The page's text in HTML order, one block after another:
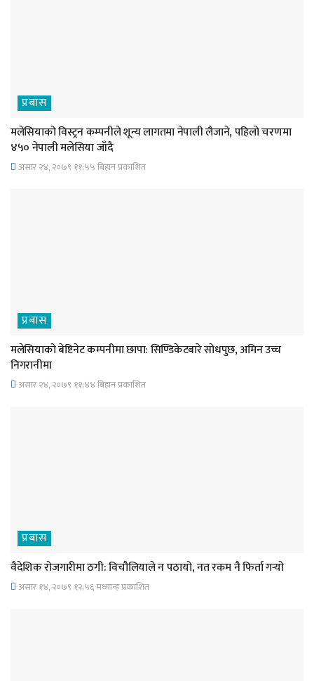
प्रबास
मलेसियाको विस्ट्रन कम्पनीले शून्य लागतमा नेपाली लैजाने, पहिलो चरणमा
४५० नेपाली मलेसिया जाँदै
असार २४, २०७९ ११;५५ बिहान प्रकाशित
प्रबास
मलेसियाको बेष्टिनेट कम्पनीमा छापा: सिण्डिकेटबारे सोधपुछ, अमिन उच्च
निगरानीमा
असार २४, २०७९ ११;४४ बिहान प्रकाशित
प्रबास
वैदेशिक रोजगारीमा ठगी: विचौलियाले न पठायो, नत रकम नै फिर्ता गर्‍यो
असार १४, २०७९ १२;५६ मध्यान्ह प्रकाशित